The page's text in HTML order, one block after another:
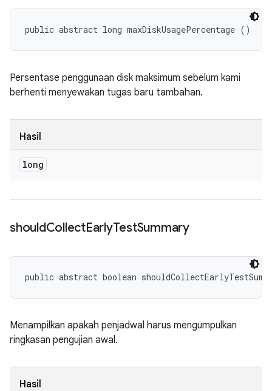
public abstract long maxDiskUsagePercentage ()
Persentase penggunaan disk maksimum sebelum kami
berhenti menyewakan tugas baru tambahan.
Hasil
long
shouldCollectEarlyTestSummary
public abstract boolean
Menampilkan apakah penjadwal harus mengumpulkan
ringkasan pengujian awal.
Hasil